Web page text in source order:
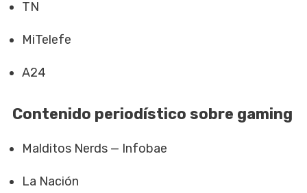
TN
MiTelefe
A24
Contenido periodístico sobre gaming
Malditos Nerds — Infobae
La Nación